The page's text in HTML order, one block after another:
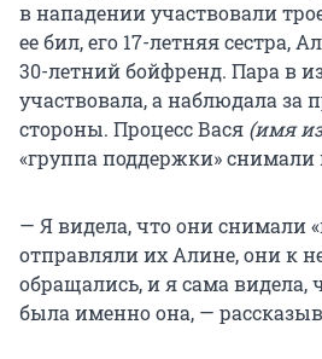
в нападении участвовали
ее бил, его 17-летняя сестра,
30-летний бойфренд. Пара в
участвовала, а наблюдала за
стороны. Процесс Вася (имя
«группа поддержки» снимали
— Я видела, что они снимали
отправляли их Алине, они к
обращались, и я сама видела,
была именно она, —